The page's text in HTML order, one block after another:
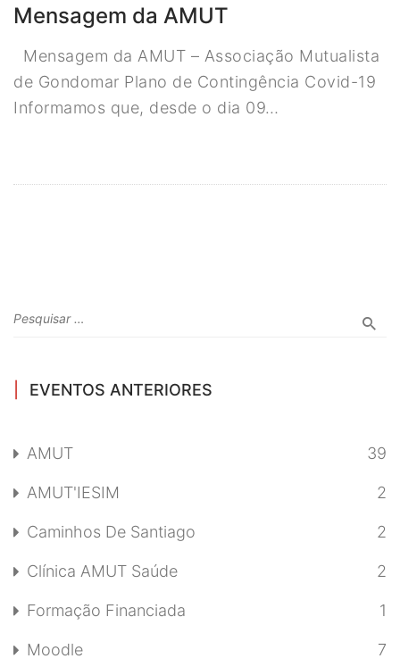
Mensagem da AMUT
Mensagem da AMUT – Associação Mutualista
de Gondomar Plano de Contingência Covid-19
Informamos que, desde o dia 09…
EVENTOS ANTERIORES
AMUT 39
AMUT'IESIM 2
Caminhos De Santiago 2
Clínica AMUT Saúde 2
Formação Financiada 1
Moodle 7